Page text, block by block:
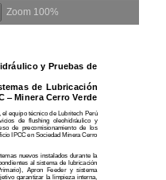
Zoom 100%